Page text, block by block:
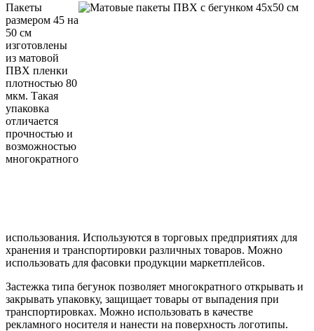
Пакеты
размером 45 на
50 см
изготовлены
из матовой
ПВХ пленки
плотностью 80
мкм. Такая
упаковка
отличается
прочностью и
возможностью
многократного
использования. Используются в торговых предприятиях для
хранения и транспортировки различных товаров. Можно
использовать для фасовки продукции маркетплейсов.
Застежка типа бегунок позволяет многократного открывать и
закрывать упаковку, защищает товары от выпадения при
транспортировках. Можно использовать в качестве
рекламного носителя и нанести на поверхность логотипы.